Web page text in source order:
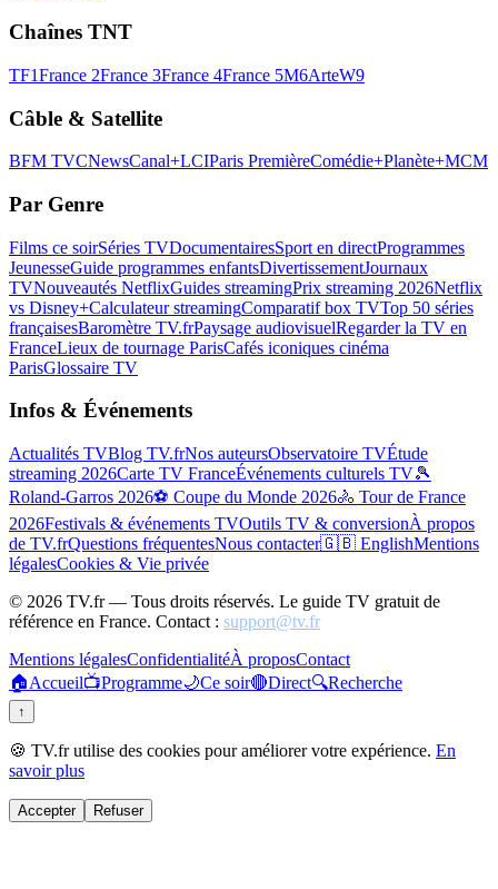
Chaînes TNT
TF1France 2France 3France 4France 5M6ArteW9
Câble & Satellite
BFM TVCNewsCanal+LCIParis PremièreComédie+Planète+MCM
Par Genre
Films ce soirSéries TVDocumentairesSport en directProgrammes
JeunesseGuide programmes enfantsDivertissementJournaux
TVNouveautés NetflixGuides streamingPrix streaming 2026Netflix
vs Disney+Calculateur streamingComparatif box TVTop 50 séries
françaisesBaromètre TV.frPaysage audiovisuelRegarder la TV en
FranceLieux de tournage ParisCafés iconiques cinéma
ParisGlossaire TV
Infos & Événements
Actualités TVBlog TV.frNos auteursObservatoire TVÉtude
streaming 2026Carte TV FranceÉvénements culturels TV🎾
Roland-Garros 2026⚽ Coupe du Monde 2026🚴 Tour de France
2026Festivals & événements TVOutils TV & conversionÀ propos
de TV.frQuestions fréquentesNous contacter🇬🇧 EnglishMentions
légalesCookies & Vie privée
© 2026 TV.fr — Tous droits réservés. Le guide TV gratuit de
référence en France. Contact : support@tv.fr
Mentions légalesConfidentialitéÀ proposContact
🏠Accueil📺Programme🌙Ce soir🔴Direct🔍Recherche
↑
🍪 TV.fr utilise des cookies pour améliorer votre expérience. En
savoir plus
Accepter Refuser